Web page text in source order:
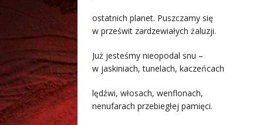
ostatnich planet. Puszczamy się
w prześwit zardzewiałych żaluzji.
Już jesteśmy nieopodal snu –
w jaskiniach, tunelach, kaczeńcach
lędźwi, włosach, wenflonach,
nenufarach przebiegłej pamięci.